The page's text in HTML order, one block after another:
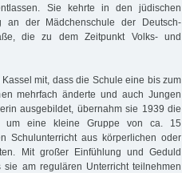
Sie kehrte in den jüdischen
an der Mädchenschule der Deutsch-
die zu dem Zeitpunkt Volks- und
mit, dass die Schule eine bis zum
mehrfach änderte und auch Jungen
ausgebildet, übernahm sie 1939 die
um eine kleine Gruppe von ca. 15
Schulunterricht aus körperlichen oder
Mit großer Einfühlung und Geduld
am regulären Unterricht teilnehmen